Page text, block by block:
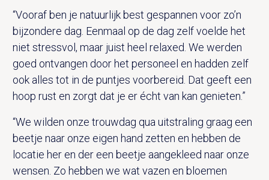
“Vooraf ben je natuurlijk best gespannen voor zo’n
bijzondere dag. Eenmaal op de dag zelf voelde het
niet stressvol, maar juist heel relaxed. We werden
goed ontvangen door het personeel en hadden zelf
ook alles tot in de puntjes voorbereid. Dat geeft een
hoop rust en zorgt dat je er écht van kan genieten.”
“We wilden onze trouwdag qua uitstraling graag een
beetje naar onze eigen hand zetten en hebben de
locatie her en der een beetje aangekleed naar onze
wensen. Zo hebben we wat vazen en bloemen